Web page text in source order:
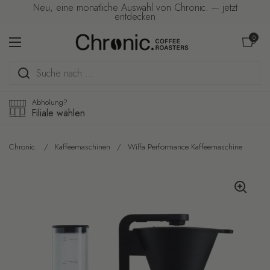
Zum Inhalt springen
Neu, eine monatliche Auswahl von Chronic. — jetzt
entdecken
Menü öffnen
Warenkorb
0
Abholung?
Filiale wählen
Chronic. / Kaffeemaschinen / Wilfa Performance Kaffeemaschine